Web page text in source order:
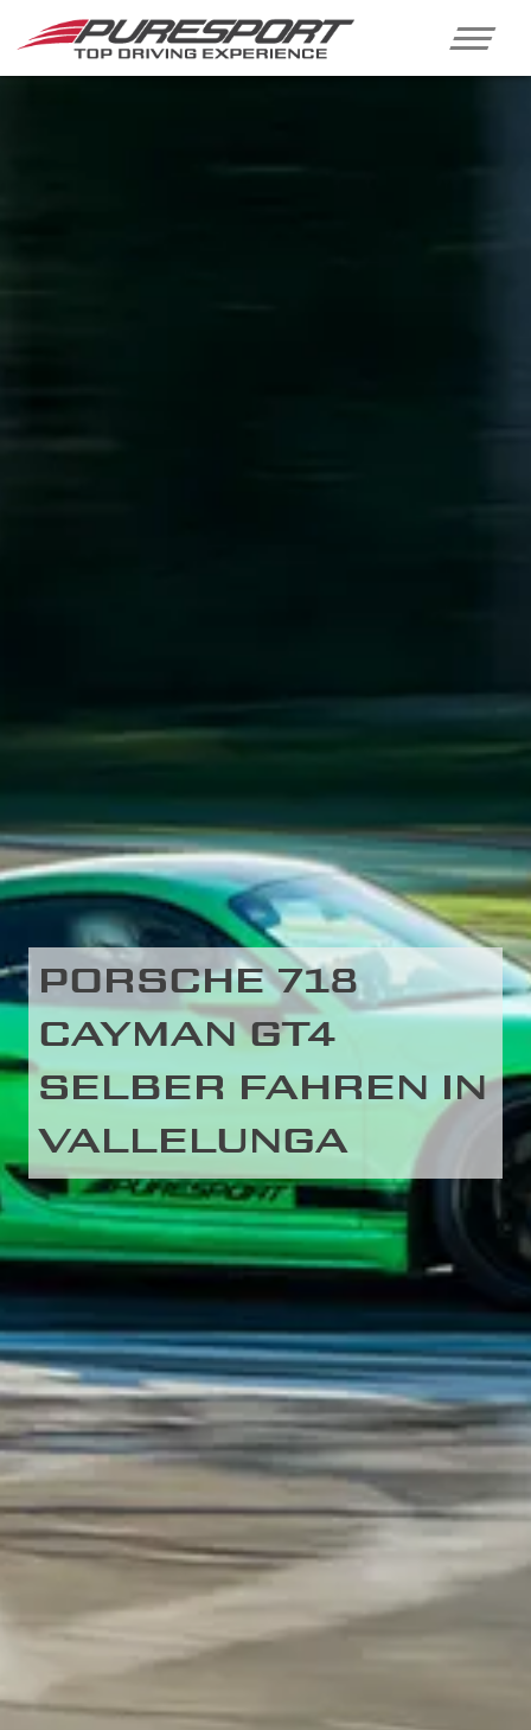
PORSCHE 718
CAYMAN GT4
SELBER FAHREN IN
VALLELUNGA